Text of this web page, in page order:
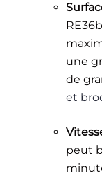
une
de
et
peut